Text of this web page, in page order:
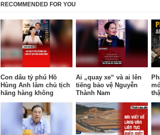
RECOMMENDED FOR YOU
Con dâu tỷ phú Hồ
Hùng Anh làm chủ tịch
hãng hàng không
Ai „quay xe“ và ai lên
tiếng bảo vệ Nguyễn
Thành Nam